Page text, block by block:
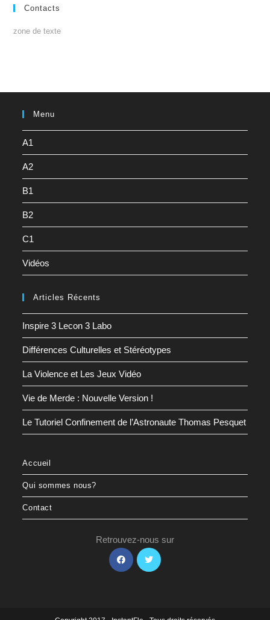
Contacts
zone de texte
Menu
A1
A2
B1
B2
C1
Vidéos
Articles Récents
Inspire 3 Lecon 3 Labo
Différences Culturelles et Stéréotypes
La Violence et Les Jeux Vidéo
Vie de Merde : Nouvelle Version !
Le Tutoriel Confinement de l’Astronaute Thomas Pesquet
Accueil
Qui sommes nous?
Contact
Retrouvez-nous sur
S’ouvre
dans
S’ouvre